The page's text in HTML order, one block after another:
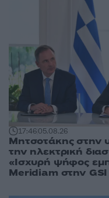
17:4605.08.26
Μητσοτάκης στην
την ηλεκτρική
«Ισχυρή ψήφος
Meridiam στην GSI